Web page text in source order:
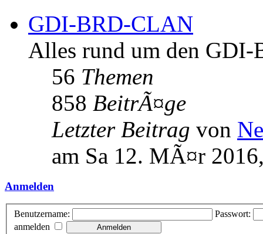
GDI-BRD-CLAN
Alles rund um den
56 Themen
858 BeitrÃ¤ge
Letzter Beitrag von
am Sa 12. MÃ¤r
Anmelden
Benutzername:
Passwort:
anmelden